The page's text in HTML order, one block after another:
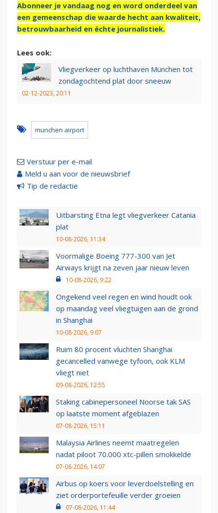
Abonneer je vandaag nog en word onderdeel van
een gemeenschap die waarde hecht aan kwaliteit,
betrouwbaarheid en échte journalistiek.
Lees ook:
Vliegverkeer op luchthaven München tot
zondagochtend plat door sneeuw
02-12-2023, 20:11
munchen airport
Verstuur per e-mail
Meld u aan voor de nieuwsbrief
Tip de redactie
Uitbarsting Etna legt vliegverkeer Catania
plat
10-08-2026, 11:34
Voormalige Boeing 777-300 van Jet
Airways krijgt na zeven jaar nieuw leven
10-08-2026, 9:22
Ongekend veel regen en wind houdt ook
op maandag veel vliegtuigen aan de grond
in Shanghai
10-08-2026, 9:07
Ruim 80 procent vluchten Shanghai
gecancelled vanwege tyfoon, ook KLM
vliegt niet
09-08-2026, 12:55
Staking cabinepersoneel Noorse tak SAS
op laatste moment afgeblazen
07-08-2026, 15:11
Malaysia Airlines neemt maatregelen
nadat piloot 70.000 xtc-pillen smokkelde
07-08-2026, 14:07
Airbus op koers voor leverdoelstelling en
ziet orderportefeuille verder groeien
07-08-2026, 11:44